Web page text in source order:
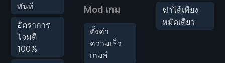
ทันที
อัตราการ
โจมตี
100%
Mod เกม
ตั้งค่า
ความเร็ว
เกมส์
ฆ่าได้เพียง
หมัดเดียว